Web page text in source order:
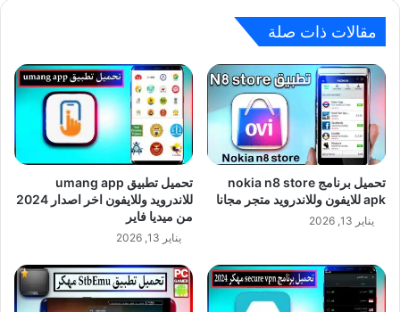
مقالات ذات صلة
تحميل برنامج nokia n8 store
apk للايفون وللاندرويد متجر مجانا
يناير 13, 2026
تحميل تطبيق umang app
للاندرويد وللايفون اخر اصدار 2024
من ميديا فاير
يناير 13, 2026